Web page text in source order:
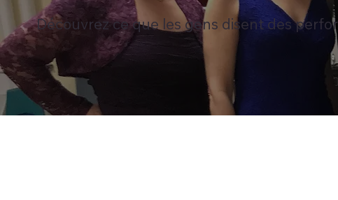
Découvrez ce que les gens disent des